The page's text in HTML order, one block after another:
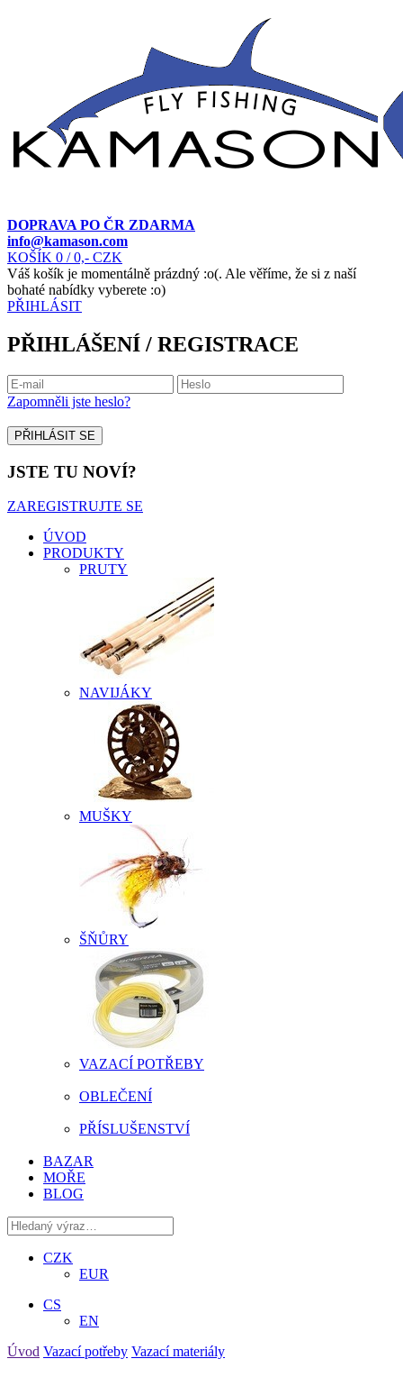
DOPRAVA PO ČR ZDARMA
info@kamason.com
KOŠÍK 0 / 0,- CZK
Váš košík je momentálně prázdný :o(. Ale věříme, že si z naší
bohaté nabídky vyberete :o)
PŘIHLÁSIT
PŘIHLÁŠENÍ / REGISTRACE
Zapomněli jste heslo?
JSTE TU NOVÍ?
ZAREGISTRUJTE SE
ÚVOD
PRODUKTY
PRUTY
NAVIJÁKY
MUŠKY
ŠŇŮRY
VAZACÍ POTŘEBY
OBLEČENÍ
PŘÍSLUŠENSTVÍ
BAZAR
MOŘE
BLOG
CZK
EUR
CS
EN
Úvod Vazací potřeby Vazací materiály